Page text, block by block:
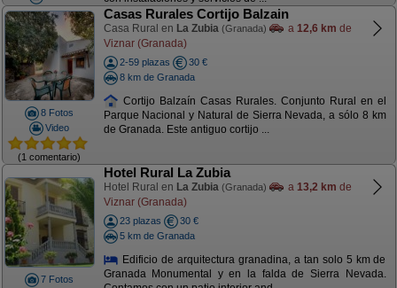
8 Fotos
Video
(1 comentario)
Casas Rurales Cortijo Balzain
Casa Rural en La Zubia (Granada) a 12,6 km de
Viznar (Granada)
2-59 plazas
30 €
8 km de Granada
Cortijo Balzaín Casas Rurales. Conjunto Rural en el
Parque Nacional y Natural de Sierra Nevada, a sólo 8 km
de Granada. Este antiguo cortijo ...
7 Fotos
Hotel Rural La Zubia
Hotel Rural en La Zubia (Granada) a 13,2 km de
Viznar (Granada)
23 plazas
30 €
5 km de Granada
Edificio de arquitectura granadina, a tan solo 5 km de
Granada Monumental y en la falda de Sierra Nevada.